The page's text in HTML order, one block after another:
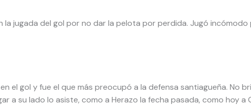
la jugada del gol por no dar la pelota por perdida. Jugó
el gol y fue el que más preocupó a la defensa santiagueña. No
a su lado lo asiste, como a Herazo la fecha pasada, como hoy a